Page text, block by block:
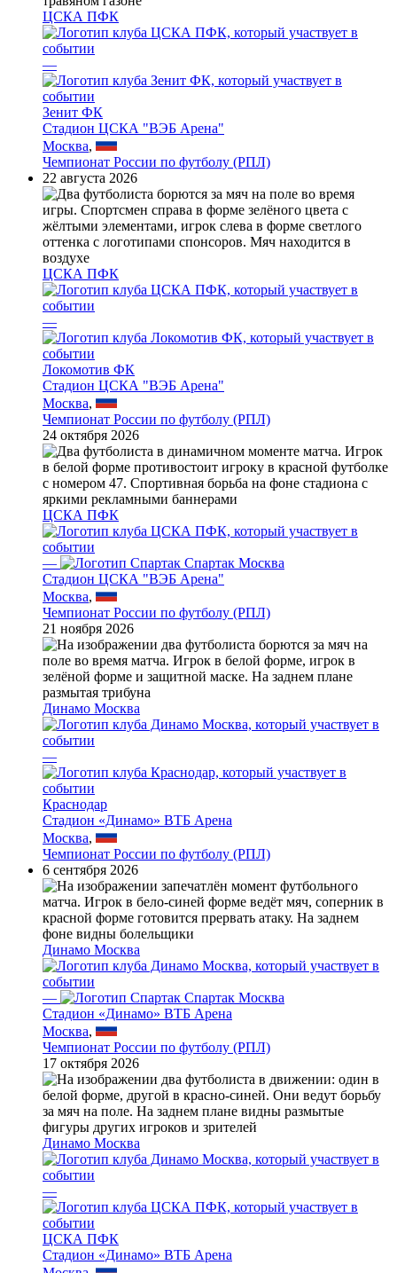
ЦСКА ПФК
—
Зенит ФК
Стадион ЦСКА "ВЭБ Арена"
Москва,
Чемпионат России по футболу (РПЛ)
22 августа 2026
ЦСКА ПФК
—
Локомотив ФК
Стадион ЦСКА "ВЭБ Арена"
Москва,
Чемпионат России по футболу (РПЛ)
24 октября 2026
ЦСКА ПФК
—
Спартак Москва
Стадион ЦСКА "ВЭБ Арена"
Москва,
Чемпионат России по футболу (РПЛ)
21 ноября 2026
Динамо Москва
—
Краснодар
Стадион «Динамо» ВТБ Арена
Москва,
Чемпионат России по футболу (РПЛ)
6 сентября 2026
Динамо Москва
—
Спартак Москва
Стадион «Динамо» ВТБ Арена
Москва,
Чемпионат России по футболу (РПЛ)
17 октября 2026
Динамо Москва
—
ЦСКА ПФК
Стадион «Динамо» ВТБ Арена